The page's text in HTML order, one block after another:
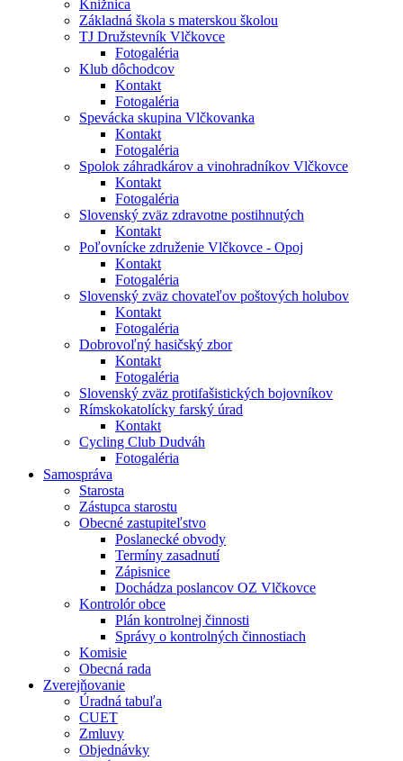
Knižnica
Základná škola s materskou školou
TJ Družstevník Vlčkovce
Fotogaléria
Klub dôchodcov
Kontakt
Fotogaléria
Spevácka skupina Vlčkovanka
Kontakt
Fotogaléria
Spolok záhradkárov a vinohradníkov Vlčkovce
Kontakt
Fotogaléria
Slovenský zväz zdravotne postihnutých
Kontakt
Poľovnícke združenie Vlčkovce - Opoj
Kontakt
Fotogaléria
Slovenský zväz chovateľov poštových holubov
Kontakt
Fotogaléria
Dobrovoľný hasičský zbor
Kontakt
Fotogaléria
Slovenský zväz protifašistických bojovníkov
Rímskokatolícky farský úrad
Kontakt
Cycling Club Dudváh
Fotogaléria
Samospráva
Starosta
Zástupca starostu
Obecné zastupiteľstvo
Poslanecké obvody
Termíny zasadnutí
Zápisnice
Dochádza poslancov OZ Vlčkovce
Kontrolór obce
Plán kontrolnej činnosti
Správy o kontrolných činnostiach
Komisie
Obecná rada
Zverejňovanie
Úradná tabuľa
CUET
Zmluvy
Objednávky